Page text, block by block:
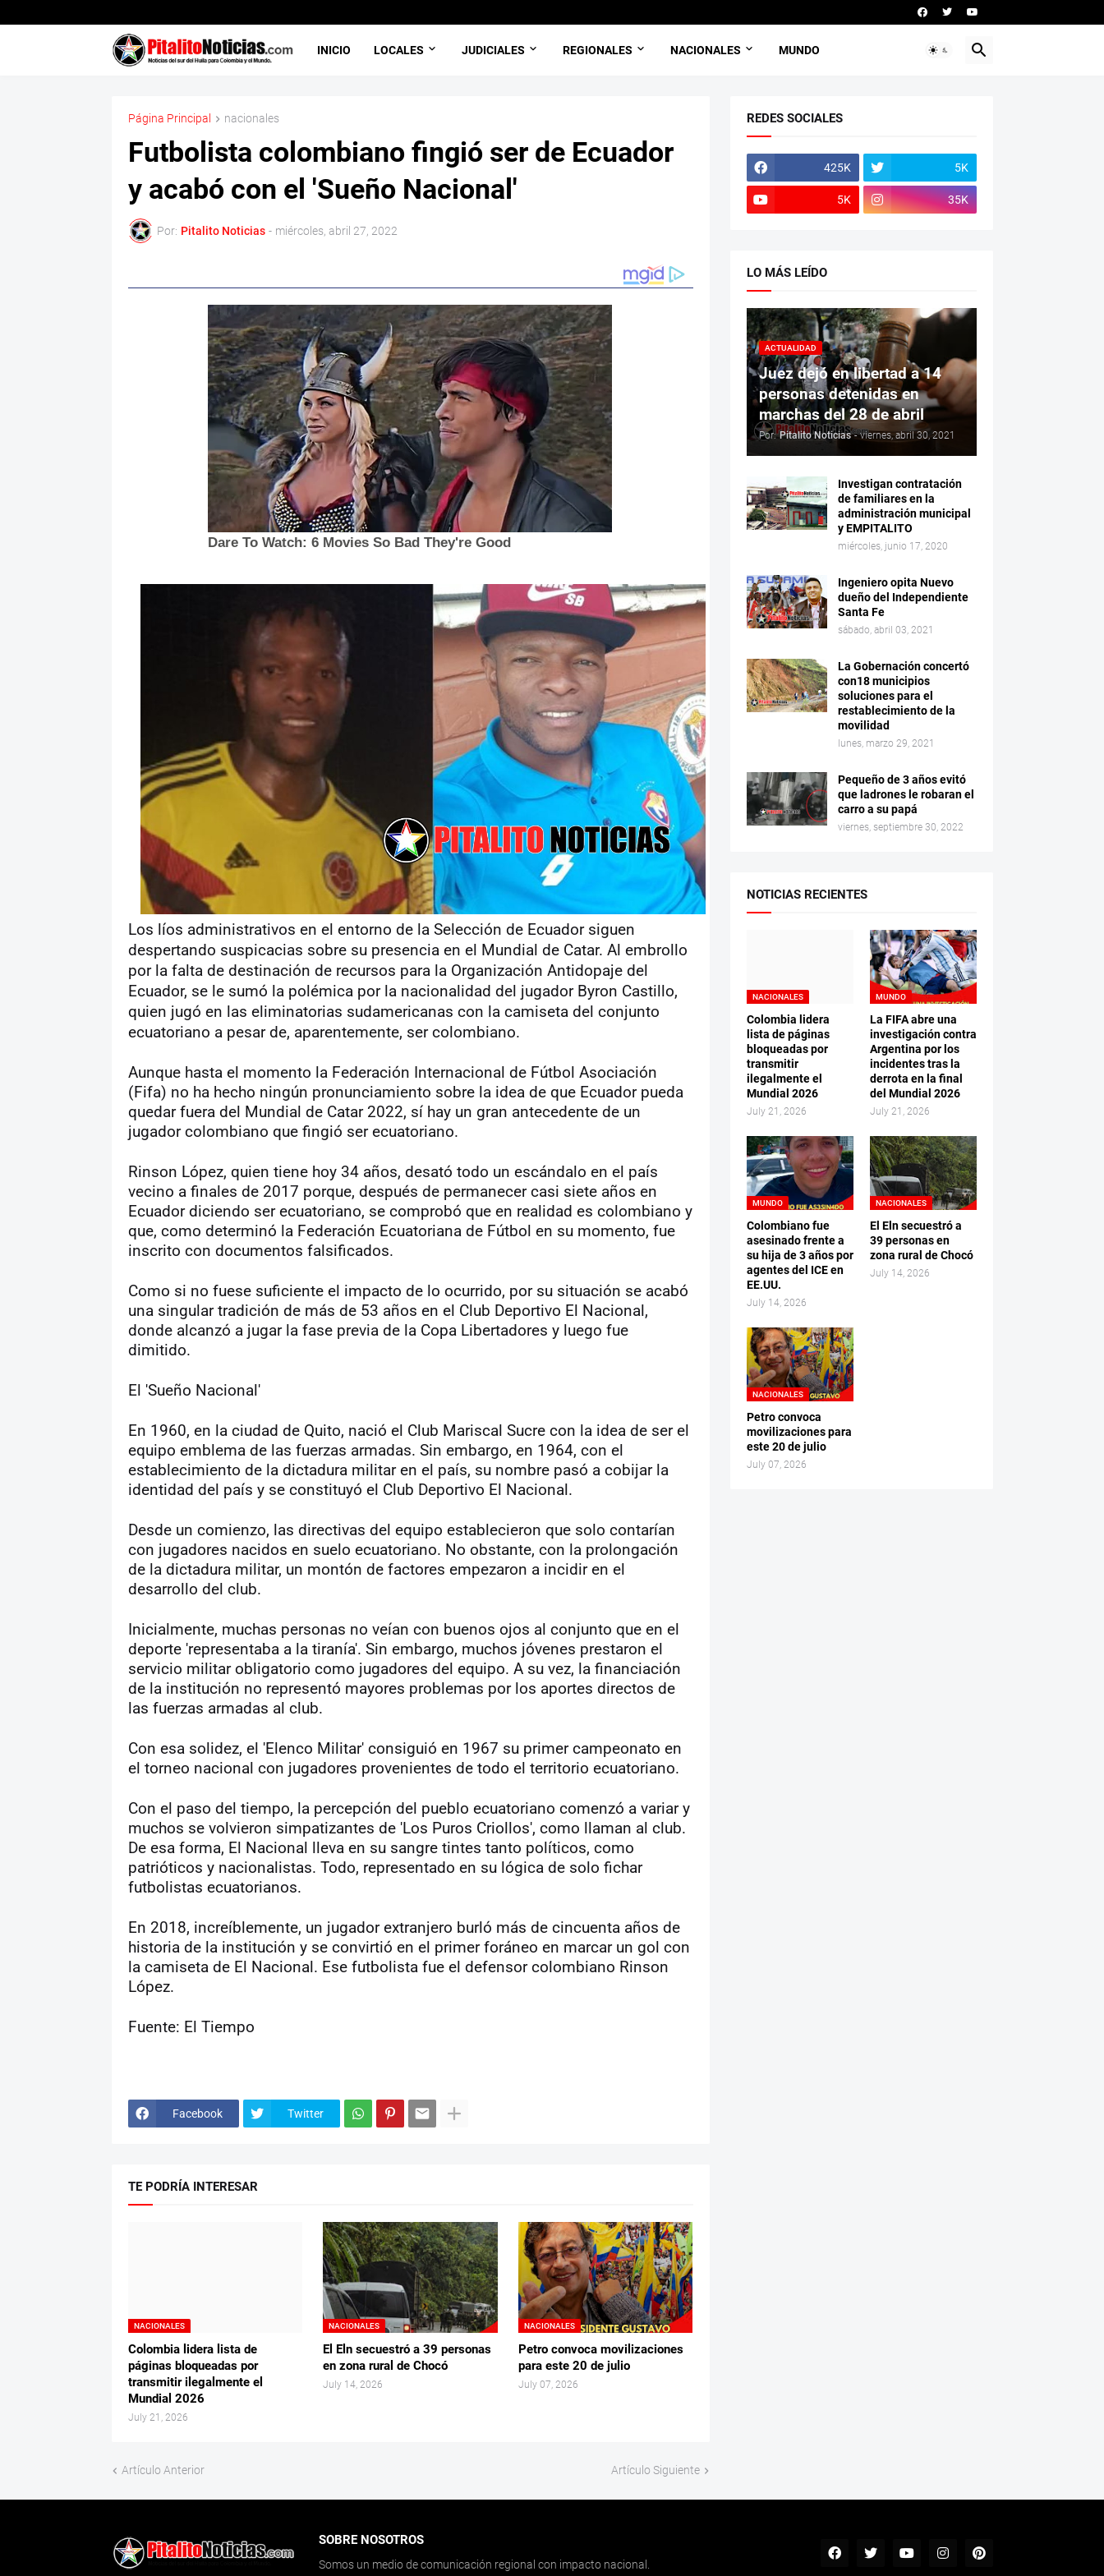
INICIO LOCALES JUDICIALES REGIONALES NACIONALES MUNDO
Página Principal nacionales
Futbolista colombiano fingió ser de Ecuador
y acabó con el 'Sueño Nacional'
Por: Pitalito Noticias - miércoles, abril 27, 2022
Los líos administrativos en el entorno de la Selección de Ecuador siguen
despertando suspicacias sobre su presencia en el Mundial de Catar. Al embrollo
por la falta de destinación de recursos para la Organización Antidopaje del
Ecuador, se le sumó la polémica por la nacionalidad del jugador Byron Castillo,
quien jugó en las eliminatorias sudamericanas con la camiseta del conjunto
ecuatoriano a pesar de, aparentemente, ser colombiano.
Aunque hasta el momento la Federación Internacional de Fútbol Asociación
(Fifa) no ha hecho ningún pronunciamiento sobre la idea de que Ecuador pueda
quedar fuera del Mundial de Catar 2022, sí hay un gran antecedente de un
jugador colombiano que fingió ser ecuatoriano.
Rinson López, quien tiene hoy 34 años, desató todo un escándalo en el país
vecino a finales de 2017 porque, después de permanecer casi siete años en
Ecuador diciendo ser ecuatoriano, se comprobó que en realidad es colombiano y
que, como determinó la Federación Ecuatoriana de Fútbol en su momento, fue
inscrito con documentos falsificados.
Como si no fuese suficiente el impacto de lo ocurrido, por su situación se acabó
una singular tradición de más de 53 años en el Club Deportivo El Nacional,
donde alcanzó a jugar la fase previa de la Copa Libertadores y luego fue
dimitido.
El 'Sueño Nacional'
En 1960, en la ciudad de Quito, nació el Club Mariscal Sucre con la idea de ser el
equipo emblema de las fuerzas armadas. Sin embargo, en 1964, con el
establecimiento de la dictadura militar en el país, su nombre pasó a cobijar la
identidad del país y se constituyó el Club Deportivo El Nacional.
Desde un comienzo, las directivas del equipo establecieron que solo contarían
con jugadores nacidos en suelo ecuatoriano. No obstante, con la prolongación
de la dictadura militar, un montón de factores empezaron a incidir en el
desarrollo del club.
Inicialmente, muchas personas no veían con buenos ojos al conjunto que en el
deporte 'representaba a la tiranía'. Sin embargo, muchos jóvenes prestaron el
servicio militar obligatorio como jugadores del equipo. A su vez, la financiación
de la institución no representó mayores problemas por los aportes directos de
las fuerzas armadas al club.
Con esa solidez, el 'Elenco Militar' consiguió en 1967 su primer campeonato en
el torneo nacional con jugadores provenientes de todo el territorio ecuatoriano.
Con el paso del tiempo, la percepción del pueblo ecuatoriano comenzó a variar y
muchos se volvieron simpatizantes de 'Los Puros Criollos', como llaman al club.
De esa forma, El Nacional lleva en su sangre tintes tanto políticos, como
patrióticos y nacionalistas. Todo, representado en su lógica de solo fichar
futbolistas ecuatorianos.
En 2018, increíblemente, un jugador extranjero burló más de cincuenta años de
historia de la institución y se convirtió en el primer foráneo en marcar un gol con
la camiseta de El Nacional. Ese futbolista fue el defensor colombiano Rinson
López.
Fuente: El Tiempo
Facebook Twitter
TE PODRÍA INTERESAR
NACIONALES
Colombia lidera lista de
páginas bloqueadas por
transmitir ilegalmente el
Mundial 2026
July 21, 2026
NACIONALES
El Eln secuestró a 39 personas
en zona rural de Chocó
July 14, 2026
NACIONALES
Petro convoca movilizaciones
para este 20 de julio
July 07, 2026
Artículo Anterior Artículo Siguiente
REDES SOCIALES
425K 5K
5K 35K
LO MÁS LEÍDO
ACTUALIDAD
Juez dejó en libertad a 14
personas detenidas en
marchas del 28 de abril
Por: Pitalito Noticias - viernes, abril 30, 2021
Investigan contratación
de familiares en la
administración municipal
y EMPITALITO
miércoles, junio 17, 2020
Ingeniero opita Nuevo
dueño del Independiente
Santa Fe
sábado, abril 03, 2021
La Gobernación concertó
con18 municipios
soluciones para el
restablecimiento de la
movilidad
lunes, marzo 29, 2021
Pequeño de 3 años evitó
que ladrones le robaran el
carro a su papá
viernes, septiembre 30, 2022
NOTICIAS RECIENTES
NACIONALES
Colombia lidera
lista de páginas
bloqueadas por
transmitir
ilegalmente el
Mundial 2026
July 21, 2026
MUNDO
La FIFA abre una
investigación contra
Argentina por los
incidentes tras la
derrota en la final
del Mundial 2026
July 21, 2026
MUNDO
Colombiano fue
asesinado frente a
su hija de 3 años por
agentes del ICE en
EE.UU.
July 14, 2026
NACIONALES
El Eln secuestró a
39 personas en
zona rural de Chocó
July 14, 2026
NACIONALES
Petro convoca
movilizaciones para
este 20 de julio
July 07, 2026
SOBRE NOSOTROS
Somos un medio de comunicación regional con impacto nacional.